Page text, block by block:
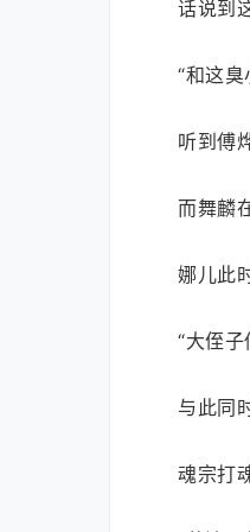
话说到
“和这
听到傅
而舞麟
娜儿此
“大侄
与此同
魂宗打